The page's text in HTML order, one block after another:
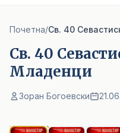
Почетна/Св. 40
Св. 40
Младенци
Зоран Богоевски